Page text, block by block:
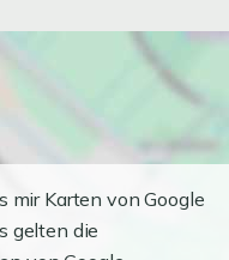
mir Karten von Google
gelten die